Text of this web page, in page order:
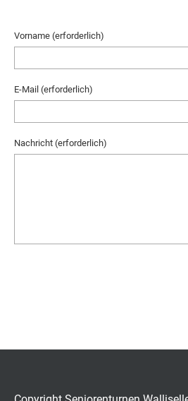
Vorname (erforderlich)
E-Mail (erforderlich)
Nachricht (erforderlich)